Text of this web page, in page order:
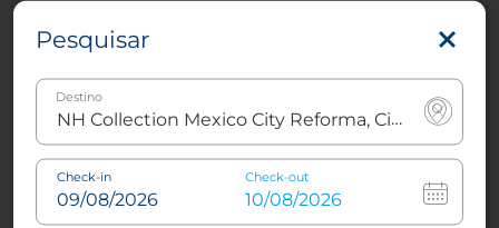
Independecia
0.44km
Ver mapa
Pesquisar
Destino
Check-in Check-out